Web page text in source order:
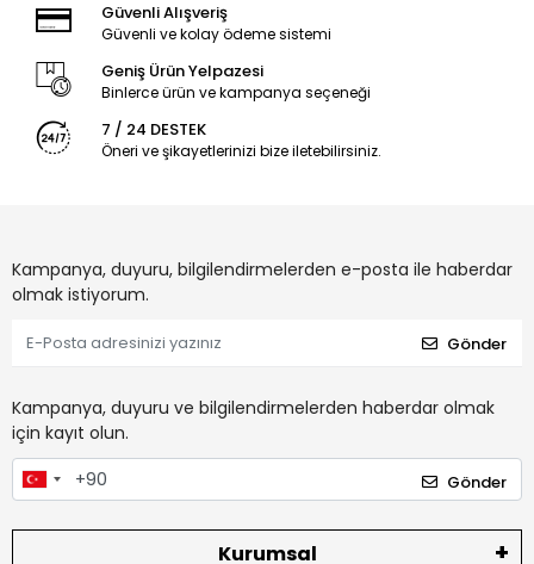
Güvenli Alışveriş
Güvenli ve kolay ödeme sistemi
Geniş Ürün Yelpazesi
Binlerce ürün ve kampanya seçeneği
7 / 24 DESTEK
Öneri ve şikayetlerinizi bize iletebilirsiniz.
Kampanya, duyuru, bilgilendirmelerden e-posta ile haberdar
olmak istiyorum.
Gönder
Kampanya, duyuru ve bilgilendirmelerden haberdar olmak
için kayıt olun.
Gönder
Kurumsal